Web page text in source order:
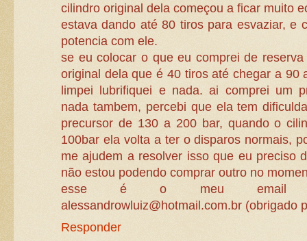
cilindro original dela começou a ficar muito
estava dando até 80 tiros para esvaziar, e
potencia com ele.
se eu colocar o que eu comprei de
original dela que é 40 tiros até chegar a 90
limpei lubrifiquei e nada. ai comprei um
nada tambem, percebi que ela tem
precursor de 130 a 200 bar, quando o
100bar ela volta a ter o disparos normais,
me ajudem a resolver isso que eu preciso
não estou podendo comprar outro no
esse é o meu email
alessandrowluiz@hotmail.com.br (obrigado
Responder